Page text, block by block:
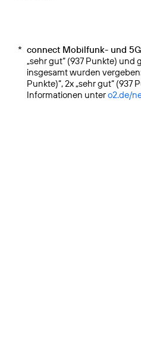
* connect Mobilfunk- und
„sehr gut“ (937 Punkte) und
insgesamt wurden
Punkte)“, 2x „sehr gut“ (937
Informationen untero2.de/